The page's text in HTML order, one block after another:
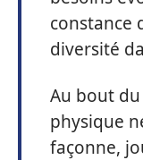
constance
diversité
Au bout
physique
façonne,